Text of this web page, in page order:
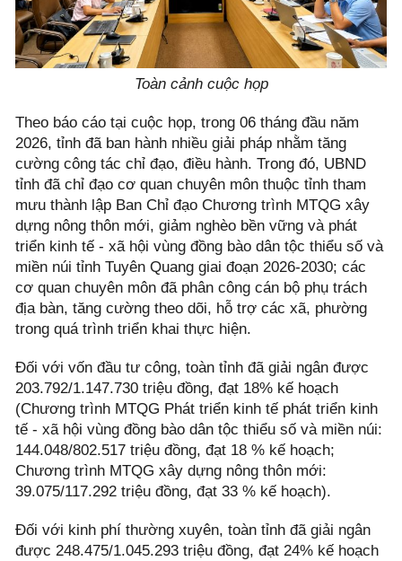
Toàn cảnh cuộc họp
Theo báo cáo tại cuộc họp, trong 06 tháng đầu năm
2026, tỉnh đã ban hành nhiều giải pháp nhằm tăng
cường công tác chỉ đạo, điều hành. Trong đó, UBND
tỉnh đã chỉ đạo cơ quan chuyên môn thuộc tỉnh tham
mưu thành lập Ban Chỉ đạo Chương trình MTQG xây
dựng nông thôn mới, giảm nghèo bền vững và phát
triển kinh tế - xã hội vùng đồng bào dân tộc thiểu số và
miền núi tỉnh Tuyên Quang giai đoạn 2026-2030; các
cơ quan chuyên môn đã phân công cán bộ phụ trách
địa bàn, tăng cường theo dõi, hỗ trợ các xã, phường
trong quá trình triển khai thực hiện.
Đối với vốn đầu tư công, toàn tỉnh đã giải ngân được
203.792/1.147.730 triệu đồng, đạt 18% kế hoạch
(Chương trình MTQG Phát triển kinh tế phát triển kinh
tế - xã hội vùng đồng bào dân tộc thiểu số và miền núi:
144.048/802.517 triệu đồng, đạt 18 % kế hoạch;
Chương trình MTQG xây dựng nông thôn mới:
39.075/117.292 triệu đồng, đạt 33 % kế hoạch).
Đối với kinh phí thường xuyên, toàn tỉnh đã giải ngân
được 248.475/1.045.293 triệu đồng, đạt 24% kế hoạch